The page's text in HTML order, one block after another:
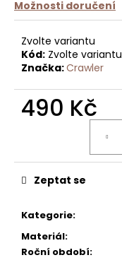
Možnosti doručení
Zvolte variantu
Kód: Zvolte variantu
Značka:Crawler
490 Kč
Kategorie:
Materiál:
Roční období:
Zeptat se